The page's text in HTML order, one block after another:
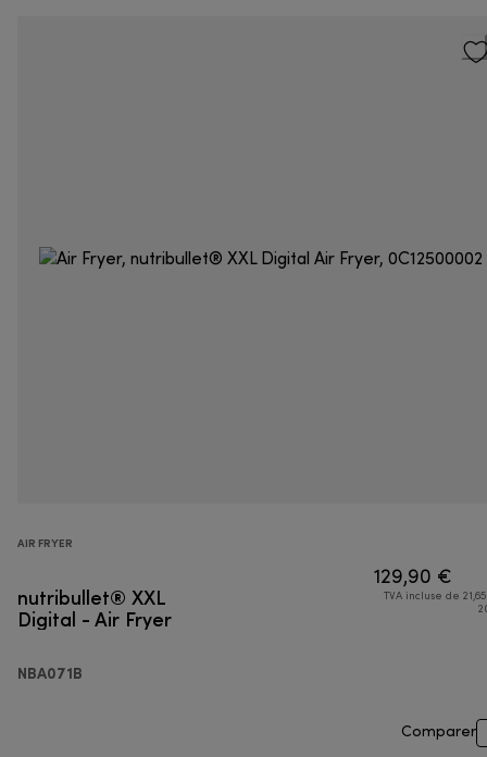
AIR FRYER
nutribullet® XXL
Digital - Air Fryer
NBA071B
129,90 €
TVA incluse de
Comparer